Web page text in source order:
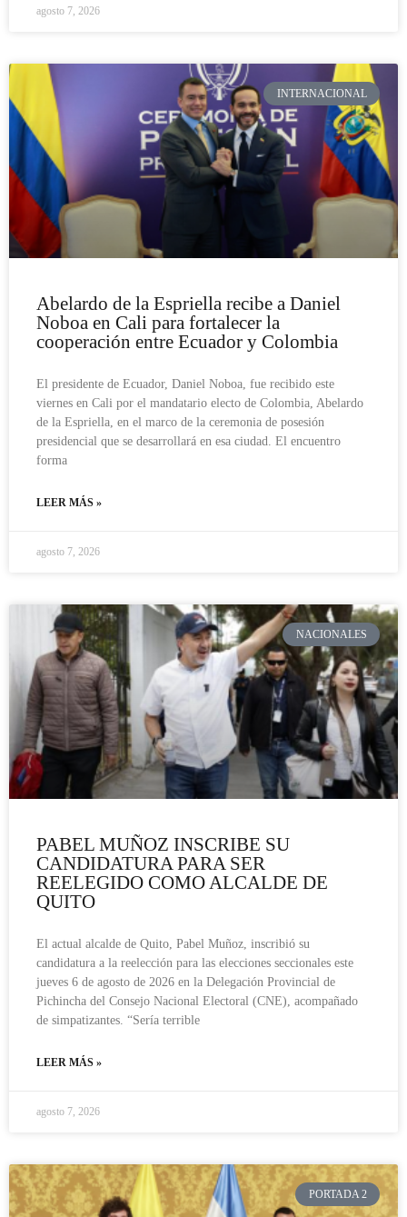
agosto 7, 2026
INTERNACIONAL
Abelardo de la Espriella recibe a Daniel
Noboa en Cali para fortalecer la
cooperación entre Ecuador y Colombia
El presidente de Ecuador, Daniel Noboa, fue recibido este
viernes en Cali por el mandatario electo de Colombia, Abelardo
de la Espriella, en el marco de la ceremonia de posesión
presidencial que se desarrollará en esa ciudad. El encuentro
forma
LEER MÁS »
agosto 7, 2026
NACIONALES
PABEL MUÑOZ INSCRIBE SU
CANDIDATURA PARA SER
REELEGIDO COMO ALCALDE DE
QUITO
El actual alcalde de Quito, Pabel Muñoz, inscribió su
candidatura a la reelección para las elecciones seccionales este
jueves 6 de agosto de 2026 en la Delegación Provincial de
Pichincha del Consejo Nacional Electoral (CNE), acompañado
de simpatizantes. “Sería terrible
LEER MÁS »
agosto 7, 2026
PORTADA 2